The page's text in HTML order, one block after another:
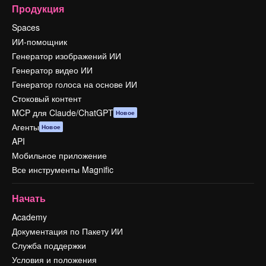
Продукция
Spaces
ИИ-помощник
Генератор изображений ИИ
Генератор видео ИИ
Генератор голоса на основе ИИ
Стоковый контент
MCP для Claude/ChatGPT Новое
Агенты Новое
API
Мобильное приложение
Все инструменты Magnific
Начать
Academy
Документация по Пакету ИИ
Служба поддержки
Условия и положения